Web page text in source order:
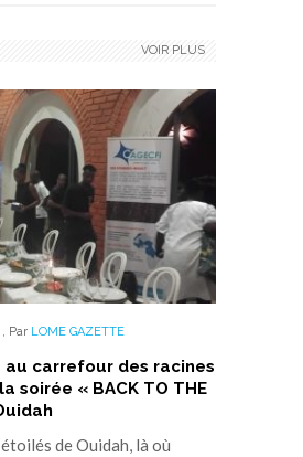
, Par LOME GAZETTE
au carrefour des racines
soirée « BACK TO THE
de Ouidah, là où
VOIR PLUS